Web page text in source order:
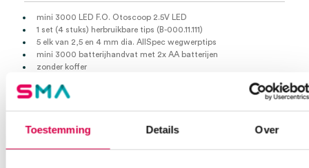
Toestemming Details Over
mini 3000 LED F.O. Otoscoop 2.5V LED
1 set (4 stuks) herbruikbare tips (B-000.11.111)
5 elk van 2,5 en 4 mm dia. AllSpec wegwerptips
mini 3000 batterijhandvat met 2x AA batterijen
zonder koffer